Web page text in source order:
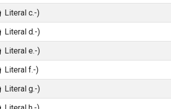
Carpeta
Literal c.-)
Carpeta
Literal d.-)
Carpeta
Literal e.-)
Carpeta
Literal f.-)
Carpeta
Literal g.-)